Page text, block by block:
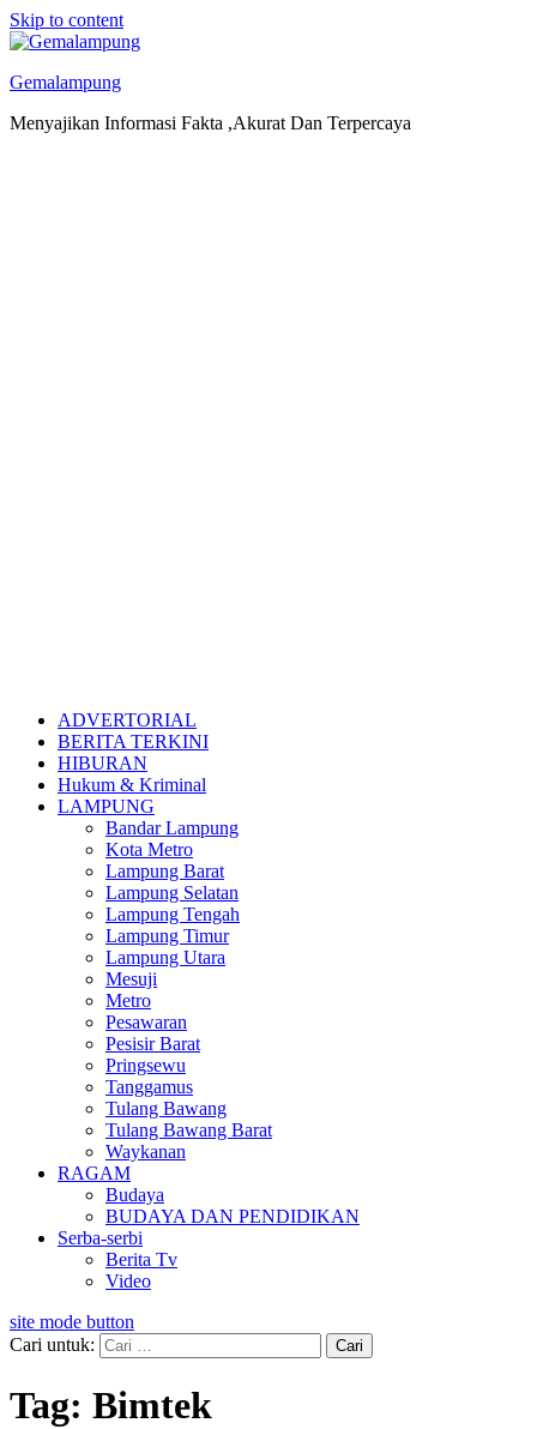
Skip to content
Gemalampung
Menyajikan Informasi Fakta ,Akurat Dan Terpercaya
ADVERTORIAL
BERITA TERKINI
HIBURAN
Hukum & Kriminal
LAMPUNG
Bandar Lampung
Kota Metro
Lampung Barat
Lampung Selatan
Lampung Tengah
Lampung Timur
Lampung Utara
Mesuji
Metro
Pesawaran
Pesisir Barat
Pringsewu
Tanggamus
Tulang Bawang
Tulang Bawang Barat
Waykanan
RAGAM
Budaya
BUDAYA DAN PENDIDIKAN
Serba-serbi
Berita Tv
Video
site mode button
Cari untuk:
Tag: Bimtek